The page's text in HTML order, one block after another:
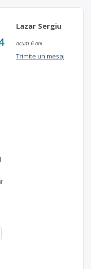
Lazar Sergiu
acum 6 ani
Trimite un mesaj